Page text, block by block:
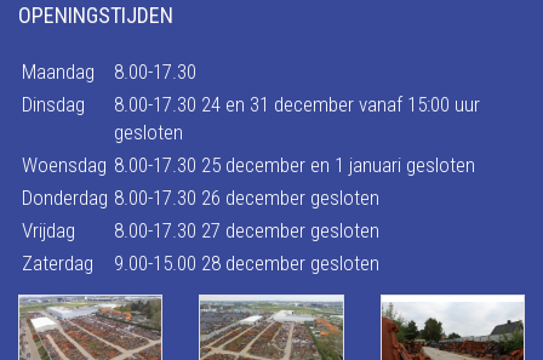
OPENINGSTIJDEN
Maandag
8.00-17.30
Dinsdag
8.00-17.30 24 en 31 december vanaf 15:00 uur
gesloten
Woensdag 8.00-17.30 25 december en 1 januari gesloten
Donderdag 8.00-17.30 26 december gesloten
Vrijdag
8.00-17.30 27 december gesloten
Zaterdag
9.00-15.00 28 december gesloten